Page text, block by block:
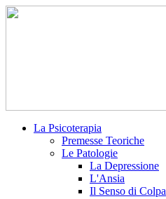
La Psicoterapia
Premesse Teoriche
Le Patologie
La Depressione
L'Ansia
Il Senso di Colpa